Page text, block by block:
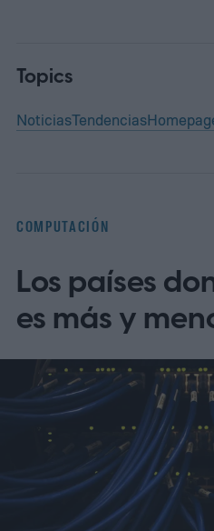
Topics
NoticiasTendencias
COMPUTACIÓN
Los países
es más y